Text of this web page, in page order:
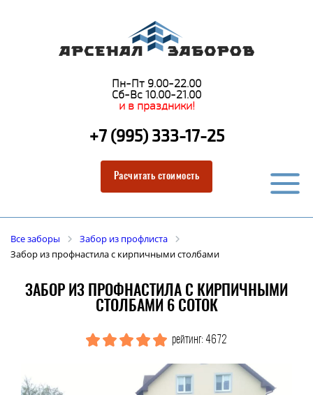
Пн-Пт 9.00-22.00
Сб-Вс 10.00-21.00
и в праздники!
+7 (995) 333-17-25
Расчитать стоимость
Все заборы
Забор из профлиста
Забор из профнастила с кирпичными столбами
ЗАБОР ИЗ ПРОФНАСТИЛА С КИРПИЧНЫМИ
СТОЛБАМИ 6 СОТОК
рейтинг: 4672